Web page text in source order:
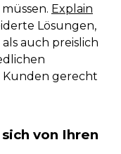
Explain
Lösungen,
auch preislich
Kunden gerecht
von Ihren